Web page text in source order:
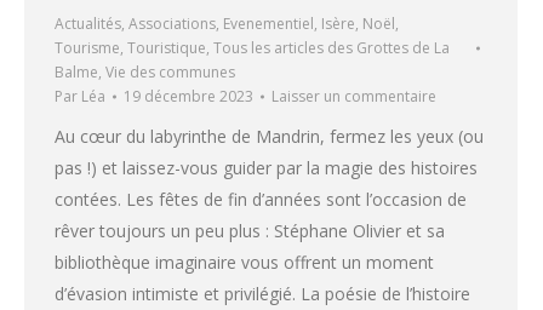
Actualités, Associations, Evenementiel, Isère, Noël,
Tourisme, Touristique, Tous les articles des Grottes de La
Balme, Vie des communes
Par Léa 19 décembre 2023 Laisser un commentaire
Au cœur du labyrinthe de Mandrin, fermez les yeux (ou
pas !) et laissez-vous guider par la magie des histoires
contées. Les fêtes de fin d’années sont l’occasion de
rêver toujours un peu plus : Stéphane Olivier et sa
bibliothèque imaginaire vous offrent un moment
d’évasion intimiste et privilégié. La poésie de l’histoire